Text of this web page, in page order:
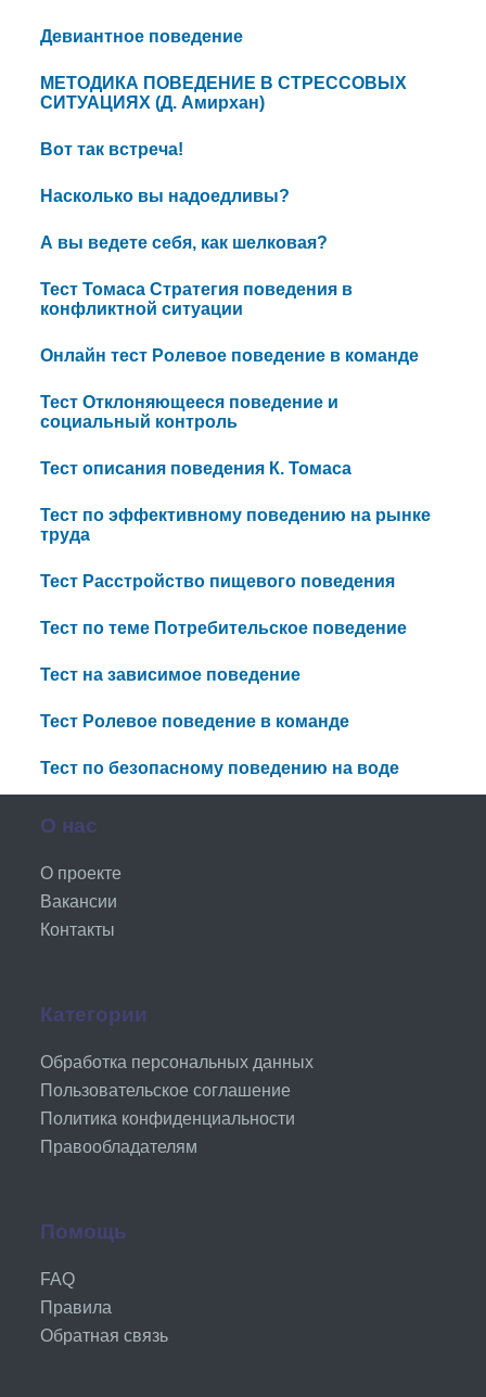
Девиантное поведение
МЕТОДИКА ПОВЕДЕНИЕ В СТРЕССОВЫХ
СИТУАЦИЯХ (Д. Амирхан)
Вот так встреча!
Насколько вы надоедливы?
А вы ведете себя, как шелковая?
Тест Томаса Стратегия поведения в
конфликтной ситуации
Онлайн тест Ролевое поведение в команде
Тест Отклоняющееся поведение и
социальный контроль
Тест описания поведения К. Томаса
Тест по эффективному поведению на рынке
труда
Тест Расстройство пищевого поведения
Тест по теме Потребительское поведение
Тест на зависимое поведение
Тест Ролевое поведение в команде
Тест по безопасному поведению на воде
О нас
О проекте
Вакансии
Контакты
Категории
Обработка персональных данных
Пользовательское соглашение
Политика конфиденциальности
Правообладателям
Помощь
FAQ
Правила
Обратная связь